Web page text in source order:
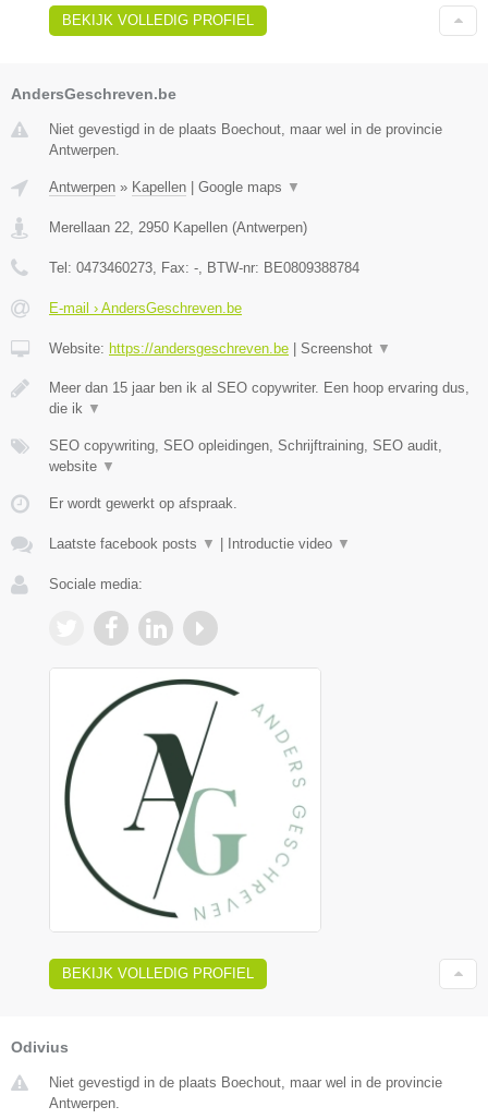
BEKIJK VOLLEDIG PROFIEL
AndersGeschreven.be
Niet gevestigd in de plaats Boechout, maar wel in de provincie
Antwerpen.
Antwerpen » Kapellen | Google maps ▼
Merellaan 22 2950 Kapellen (Antwerpen)
Tel: 0473460273 , Fax: - , BTW-nr: BE0809388784
E-mail › AndersGeschreven.be
Website: https://andersgeschreven.be | Screenshot ▼
Meer dan 15 jaar ben ik al SEO copywriter. Een hoop ervaring dus,
die ik ▼
SEO copywriting, SEO opleidingen, Schrijftraining, SEO audit,
website ▼
Er wordt gewerkt op afspraak.
Laatste facebook posts ▼ | Introductie video ▼
Sociale media:
BEKIJK VOLLEDIG PROFIEL
Odivius
Niet gevestigd in de plaats Boechout, maar wel in de provincie
Antwerpen.